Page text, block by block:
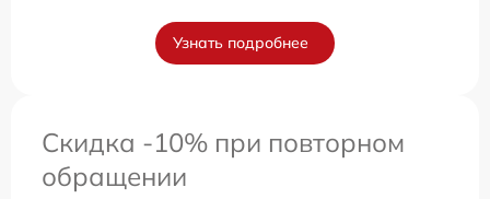
Узнать подробнее
Скидка -10% при повторном
обращении